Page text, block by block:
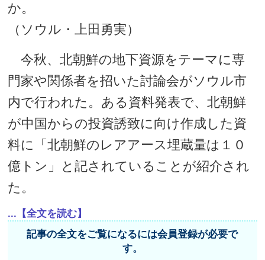
か。
（ソウル・上田勇実）
今秋、北朝鮮の地下資源をテーマに専
門家や関係者を招いた討論会がソウル市
内で行われた。ある資料発表で、北朝鮮
が中国からの投資誘致に向け作成した資
料に「北朝鮮のレアアース埋蔵量は１０
億トン」と記されていることが紹介され
た。
...【全文を読む】
記事の全文をご覧になるには会員登録が必要で
す。